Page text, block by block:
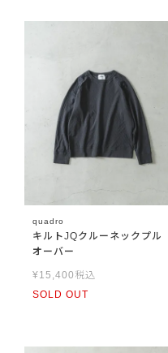
quadro
キルトJQクルーネックプル
オーバー
¥15,400 税込
SOLD OUT